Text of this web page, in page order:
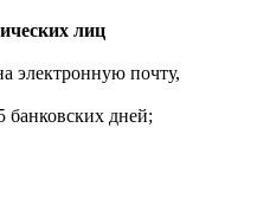
лиц
электронную почту,
банковских дней;